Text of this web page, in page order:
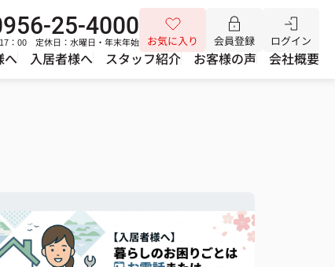
25-4000
：00 定休日：水曜日・年末年始 お気に入り 会員登録 ログイン
へ 入居者様へ スタッフ紹介 お客様の声 会社概要